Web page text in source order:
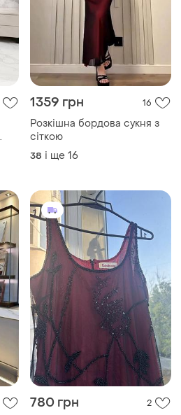
1359 грн 16
Розкішна бордова сукня з
сіткою
38 і ще 16
780 грн 2